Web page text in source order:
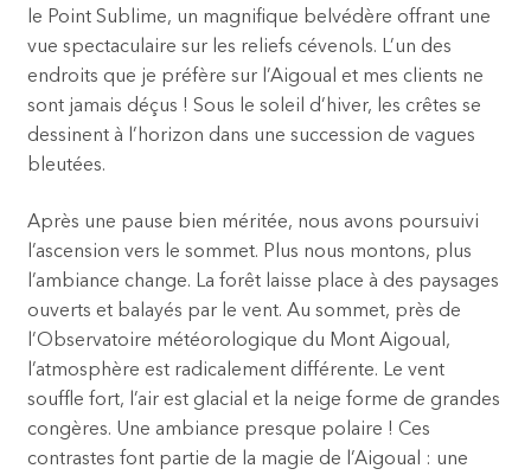
le Point Sublime, un magnifique belvédère offrant une
vue spectaculaire sur les reliefs cévenols. L’un des
endroits que je préfère sur l’Aigoual et mes clients ne
sont jamais déçus ! Sous le soleil d’hiver, les crêtes se
dessinent à l’horizon dans une succession de vagues
bleutées.
Après une pause bien méritée, nous avons poursuivi
l’ascension vers le sommet. Plus nous montons, plus
l’ambiance change. La forêt laisse place à des paysages
ouverts et balayés par le vent. Au sommet, près de
l’Observatoire météorologique du Mont Aigoual,
l’atmosphère est radicalement différente. Le vent
souffle fort, l’air est glacial et la neige forme de grandes
congères. Une ambiance presque polaire ! Ces
contrastes font partie de la magie de l’Aigoual : une